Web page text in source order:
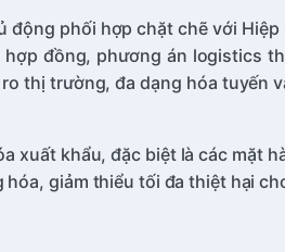
phối hợp chặt chẽ với
đồng, phương án logistics
thị trường, đa dạng hóa tuyến
xuất khẩu, đặc biệt là các mặt
giảm thiểu tối đa thiệt hại